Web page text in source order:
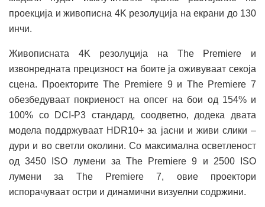
проекција и живописна 4K резолуција на екрани до 130
инчи.
Живописната 4K резолуција на The Premiere и
извонредната прецизност на боите ја оживуваат секоја
сцена. Проекторите The Premiere 9 и The Premiere 7
обезбедуваат покриеност на опсег на бои од 154% и
100% со DCI-P3 стандард, соодветно, додека двата
модела поддржуваат HDR10+ за јасни и живи слики –
дури и во светли околини. Со максимална осветленост
од 3450 ISO лумени за The Premiere 9 и 2500 ISO
лумени за The Premiere 7, овие проектори
испорачуваат остри и динамични визуелни содржини.